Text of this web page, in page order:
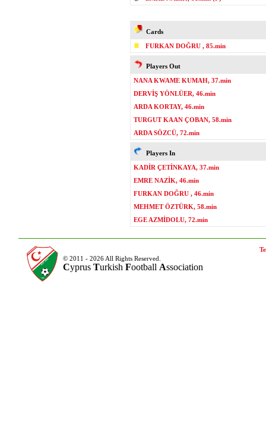
Cards
FURKAN DOĞRU , 85.min
Players Out
NANA KWAME KUMAH, 37.min
DERVİŞ YÖNLÜER, 46.min
ARDA KORTAY, 46.min
TURGUT KAAN ÇOBAN, 58.min
ARDA SÖZCÜ, 72.min
Players In
KADİR ÇETİNKAYA, 37.min
EMRE NAZİK, 46.min
FURKAN DOĞRU , 46.min
MEHMET ÖZTÜRK, 58.min
EGE AZMİDOLU, 72.min
© 2011 - 2026 All Rights Reserved.
Cyprus Turkish Football Association